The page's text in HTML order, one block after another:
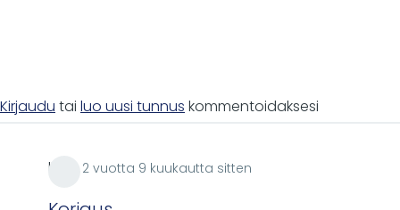
Kirjaudu tai luo uusi tunnus kommentoidaksesi
ljh 2 vuotta 9 kuukautta sitten